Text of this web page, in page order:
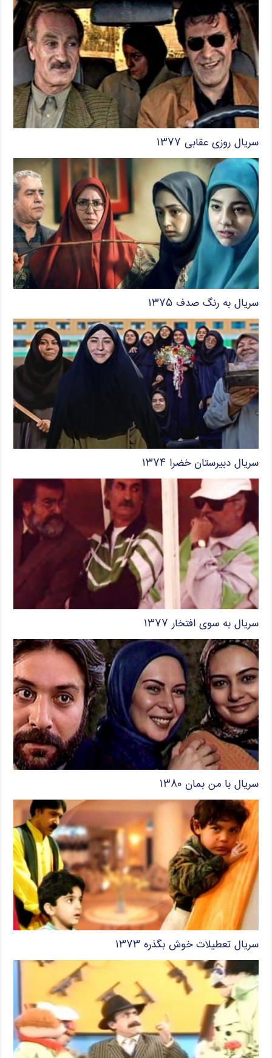
سریال روزی عقابی ۱۳۷۷
سریال به رنگ صدف ۱۳۷۵
سریال دبیرستان خضرا ۱۳۷۴
سریال به سوی افتخار ۱۳۷۷
سریال با من بمان ۱۳۸۰
سریال تعطیلات خوش بگذره ۱۳۷۳